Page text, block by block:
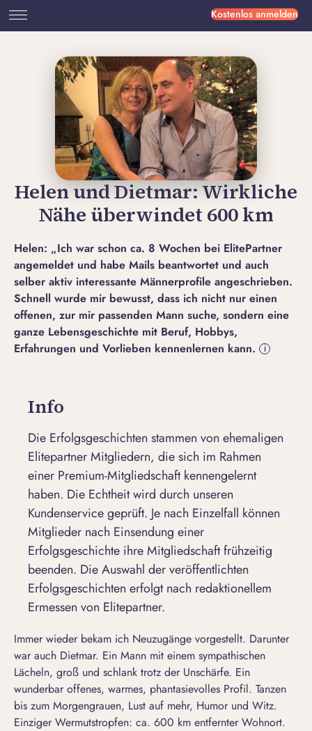
Kostenlos anmelden
Helen und Dietmar: Wirkliche
Nähe überwindet 600 km
Helen: „Ich war schon ca. 8 Wochen bei ElitePartner
angemeldet und habe Mails beantwortet und auch
selber aktiv interessante Männerprofile angeschrieben.
Schnell wurde mir bewusst, dass ich nicht nur einen
offenen, zur mir passenden Mann suche, sondern eine
ganze Lebensgeschichte mit Beruf, Hobbys,
Erfahrungen und Vorlieben kennenlernen kann.
i
Info
Die Erfolgsgeschichten stammen von ehemaligen
Elitepartner Mitgliedern, die sich im Rahmen
einer Premium-Mitgliedschaft kennengelernt
haben. Die Echtheit wird durch unseren
Kundenservice geprüft. Je nach Einzelfall können
Mitglieder nach Einsendung einer
Erfolgsgeschichte ihre Mitgliedschaft frühzeitig
beenden. Die Auswahl der veröffentlichten
Erfolgsgeschichten erfolgt nach redaktionellem
Ermessen von Elitepartner.
Immer wieder bekam ich Neuzugänge vorgestellt. Darunter
war auch Dietmar. Ein Mann mit einem sympathischen
Lächeln, groß und schlank trotz der Unschärfe. Ein
wunderbar offenes, warmes, phantasievolles Profil. Tanzen
bis zum Morgengrauen, Lust auf mehr, Humor und Witz.
Einziger Wermutstropfen: ca. 600 km entfernter Wohnort.